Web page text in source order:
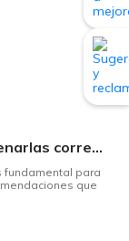
Proteínas seguras, guía para almacenarlas correctamente Copiar
fundamental para
que